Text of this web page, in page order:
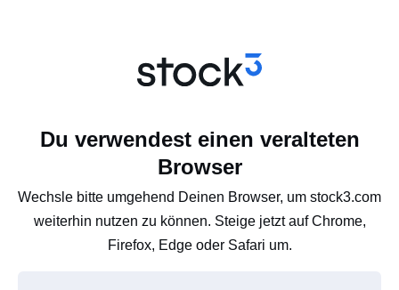
Du verwendest einen veralteten
Browser
Wechsle bitte umgehend Deinen Browser, um stock3.com
weiterhin nutzen zu können. Steige jetzt auf Chrome,
Firefox, Edge oder Safari um.